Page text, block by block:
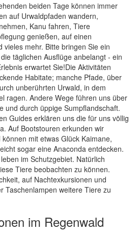
beiden Tage können immer
auf Urwaldpfaden wandern,
Kanu fahren, Tiere
genießen, auf einen
vieles mehr. Bitte bringen Sie ein
täglichen Ausflüge anbelangt - ein
erwartet Sie!Die Aktivitäten
Habitate; manche Pfade, über
unberührten Urwald, in dem
ragen. Andere Wege führen uns über
und durch üppige Sumpflandschaft.
Guides erklären uns die für uns völlig
Auf Bootstouren erkunden wir
mit etwas Glück Kaimane,
sogar eine Anaconda entdecken.
im Schutzgebiet. Natürlich
Tiere beobachten zu können.
auf Nachtexkursionen und
Taschenlampen weitere Tiere zu
im Regenwald